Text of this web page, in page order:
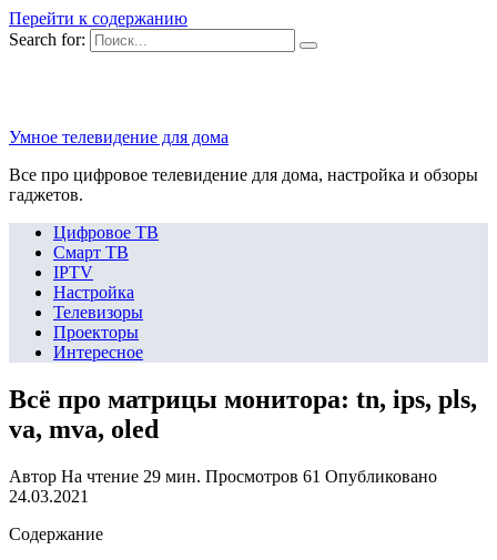
Перейти к содержанию
Search for:
Умное телевидение для дома
Все про цифровое телевидение для дома, настройка и обзоры
гаджетов.
Цифровое ТВ
Смарт ТВ
IPTV
Настройка
Телевизоры
Проекторы
Интересное
Всё про матрицы монитора: tn, ips, pls,
va, mva, oled
Автор На чтение 29 мин. Просмотров 61 Опубликовано
24.03.2021
Содержание